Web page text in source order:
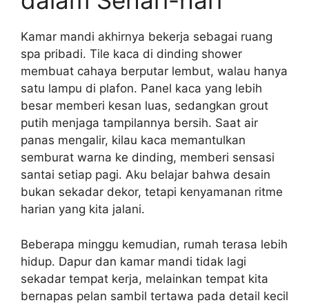
Kamar mandi akhirnya bekerja sebagai ruang
spa pribadi. Tile kaca di dinding shower
membuat cahaya berputar lembut, walau hanya
satu lampu di plafon. Panel kaca yang lebih
besar memberi kesan luas, sedangkan grout
putih menjaga tampilannya bersih. Saat air
panas mengalir, kilau kaca memantulkan
semburat warna ke dinding, memberi sensasi
santai setiap pagi. Aku belajar bahwa desain
bukan sekadar dekor, tetapi kenyamanan ritme
harian yang kita jalani.
Beberapa minggu kemudian, rumah terasa lebih
hidup. Dapur dan kamar mandi tidak lagi
sekadar tempat kerja, melainkan tempat kita
bernapas pelan sambil tertawa pada detail kecil